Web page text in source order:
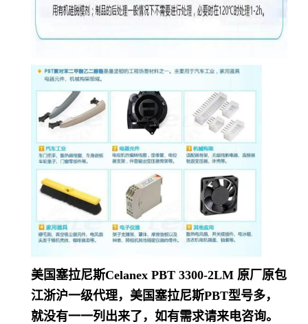
美国塞拉尼斯Celanex PBT 3300-2LM 原厂原包
江浙沪一级代理，美国塞拉尼斯PBT型号多，
就没有一一列出来了，如有需求请来电咨询。